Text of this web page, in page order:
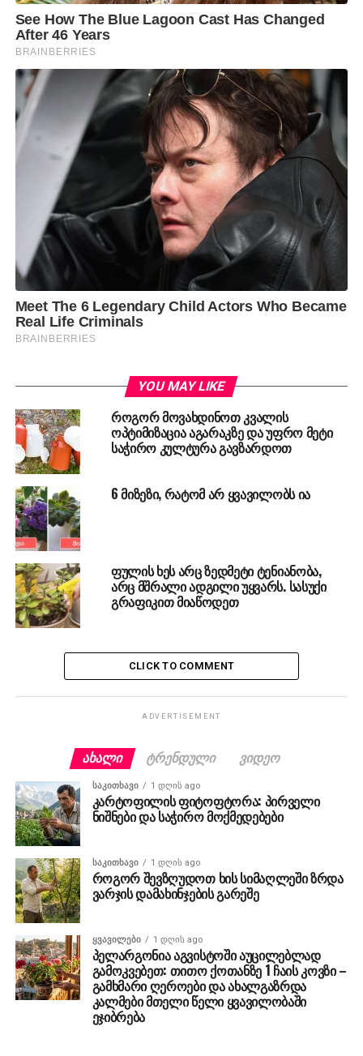
YOU MAY LIKE
როგორ მოვახდინოთ კვალის
ოპტიმიზაცია აგარაკზე და უფრო მეტი
საჭირო კულტურა გავზარდოთ
6 მიზეზი, რატომ არ ყვავილობს ია
ფულის ხეს არც ზედმეტი ტენიანობა,
არც მშრალი ადგილი უყვარს. სასუქი
გრაფიკით მიაწოდეთ
CLICK TO COMMENT
ADVERTISEMENT
ᲐᲮᲐᲚᲘ ᲢᲠᲔᲜᲓᲣᲚᲘ ᲕᲘᲓᲔᲝ
ᲡᲐᲙᲘᲗᲮᲐᲕᲘ 1 დღის ago
კარტოფილის ფიტოფტორა: პირველი
ნიშნები და საჭირო მოქმედებები
ᲡᲐᲙᲘᲗᲮᲐᲕᲘ 1 დღის ago
როგორ შევზღუდოთ ხის სიმაღლეში ზრდა
ვარჯის დამახინჯების გარეშე
ᲧᲕᲐᲕᲘᲚᲔᲑᲘ 1 დღის ago
პელარგონია აგვისტოში აუცილებლად
გამოკვებეთ: თითო ქოთანზე 1 ჩაის კოვზი –
გამხმარი ღეროები და ახალგაზრდა
კალმები მთელი წელი ყვავილობაში
ეჯიბრება